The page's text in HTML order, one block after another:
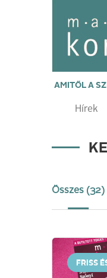
AMITŐL A
Hírek
Összes (32)
FRISS